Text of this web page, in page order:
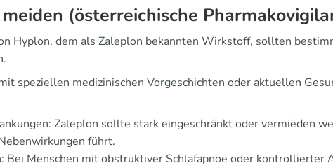
(österreichische
Hyplon, dem als Zaleplon bekannten Wirkstoff, sollten
speziellen medizinischen Vorgeschichten oder aktuellen
Zaleplon sollte stark eingeschränkt oder vermieden
führt.
Bei Menschen mit obstruktiver Schlafapnoe oder kontrollierter